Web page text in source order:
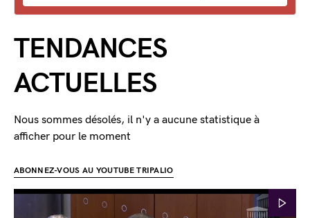
TENDANCES
ACTUELLES
Nous sommes désolés, il n'y a aucune statistique à
afficher pour le moment
ABONNEZ-VOUS AU YOUTUBE TRIPALIO